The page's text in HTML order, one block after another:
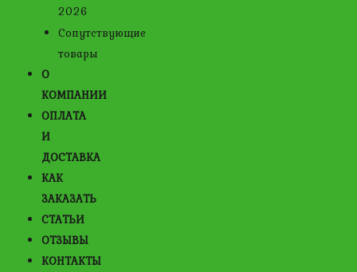
2026
Сопутствующие
товары
О
КОМПАНИИ
ОПЛАТА
И
ДОСТАВКА
КАК
ЗАКАЗАТЬ
СТАТЬИ
ОТЗЫВЫ
КОНТАКТЫ